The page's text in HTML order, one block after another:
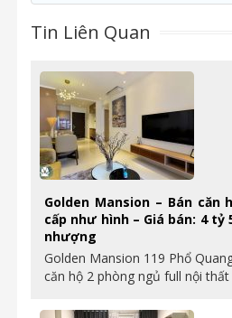
Tin Liên Quan
Golden Mansion – Bán
cấp như hình – Giá bán: 4 tỷ
nhượng
Golden Mansion 119 Phổ
căn hộ 2 phòng ngủ full nội